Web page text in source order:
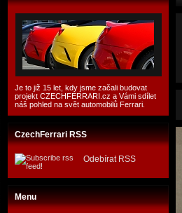
Je to již 15 let, kdy jsme začali budovat
projekt CZECHFERRARI.cz a Vámi sdílet
náš pohled na svět automobilů Ferrari.
CzechFerrari RSS
Odebírat RSS
Menu